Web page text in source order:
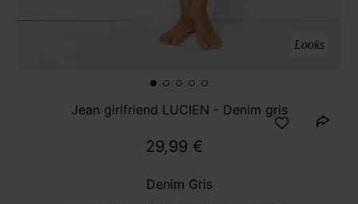
Looks
Jean girlfriend LUCIEN - Denim gris
29,99 €
Denim Gris